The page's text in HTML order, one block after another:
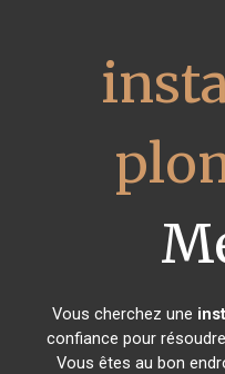
Vous cherchez une
confiance pour
Vous êtes au bon